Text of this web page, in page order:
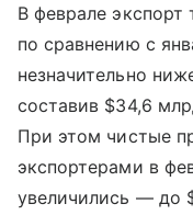
В феврале экспорт
по сравнению с
незначительно
составив $34,6
При этом чистые
экспортерами в
увеличились — до